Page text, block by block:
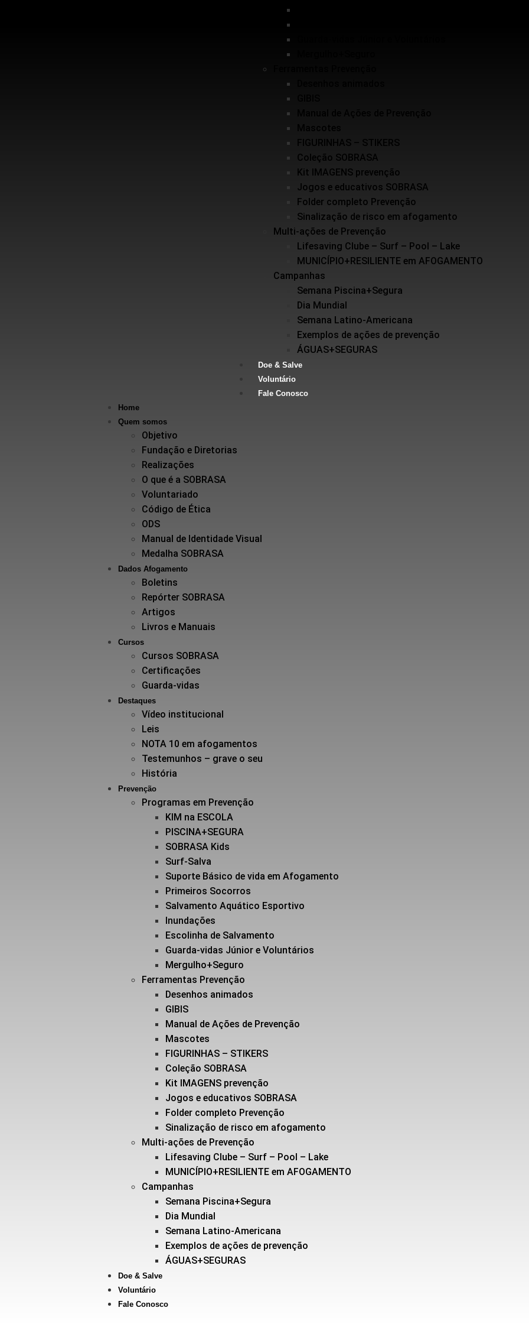
FIGURINHAS – STIKERS
Coleção SOBRASA
Kit IMAGENS prevenção
Jogos e educativos SOBRASA
Folder completo Prevenção
Sinalização de risco em afogamento
Multi-ações de Prevenção
Lifesaving Clube – Surf – Pool – Lake
MUNICÍPIO+RESILIENTE em AFOGAMENTO
Campanhas
Semana Piscina+Segura
Dia Mundial
Semana Latino-Americana
Exemplos de ações de prevenção
ÁGUAS+SEGURAS
Doe & Salve
Voluntário
Fale Conosco
Home
Quem somos
Objetivo
Fundação e Diretorias
Realizações
O que é a SOBRASA
Voluntariado
Código de Ética
ODS
Manual de Identidade Visual
Medalha SOBRASA
Dados Afogamento
Boletins
Repórter SOBRASA
Artigos
Livros e Manuais
Cursos
Cursos SOBRASA
Certificações
Guarda-vidas
Destaques
Vídeo institucional
Leis
NOTA 10 em afogamentos
Testemunhos – grave o seu
História
Prevenção
Programas em Prevenção
KIM na ESCOLA
PISCINA+SEGURA
SOBRASA Kids
Surf-Salva
Suporte Básico de vida em Afogamento
Primeiros Socorros
Salvamento Aquático Esportivo
Inundações
Escolinha de Salvamento
Guarda-vidas Júnior e Voluntários
Mergulho+Seguro
Ferramentas Prevenção
Desenhos animados
GIBIS
Manual de Ações de Prevenção
Mascotes
FIGURINHAS – STIKERS
Coleção SOBRASA
Kit IMAGENS prevenção
Jogos e educativos SOBRASA
Folder completo Prevenção
Sinalização de risco em afogamento
Multi-ações de Prevenção
Lifesaving Clube – Surf – Pool – Lake
MUNICÍPIO+RESILIENTE em AFOGAMENTO
Campanhas
Semana Piscina+Segura
Dia Mundial
Semana Latino-Americana
Exemplos de ações de prevenção
ÁGUAS+SEGURAS
Doe & Salve
Voluntário
Fale Conosco